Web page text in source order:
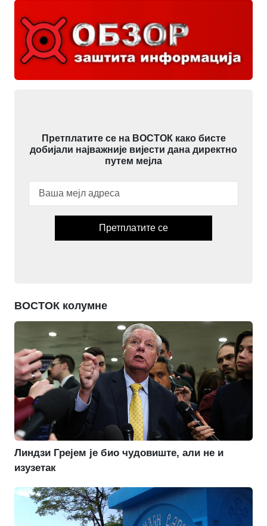
Претплатите се на ВОСТОК како бисте
добијали најважније вијести дана директно
путем мејла
Претплатите се
ВОСТОК колумне
Линдзи Грејем је био чудовиште, али не и
изузетак